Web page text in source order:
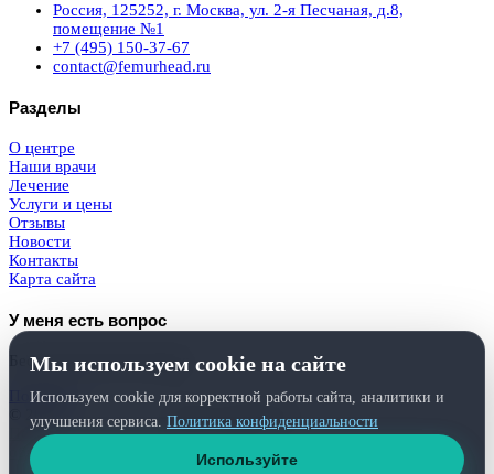
Россия, 125252, г. Москва, ул. 2-я Песчаная, д.8,
помещение №1
+7 (495) 150-37-67
contact@femurhead.ru
Разделы
О центре
Наши врачи
Лечение
Услуги и цены
Отзывы
Новости
Контакты
Карта сайта
У меня есть вопрос
Бесплатная консультация
Получить
© 2026Femurhead.ru . Права защищены.
Политика конфиденциальностии
обработки персональных данных
Мы используем cookie на сайте
Используем cookie для корректной работы сайта, аналитики и
улучшения сервиса. Политика конфиденциальности
Используйте